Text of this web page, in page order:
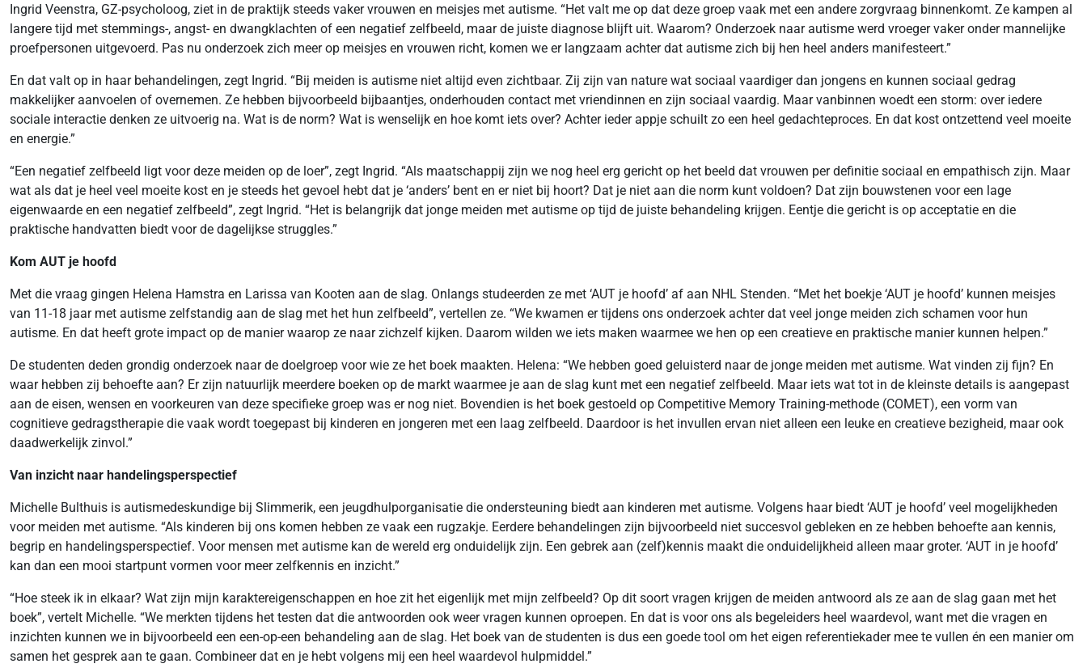
Ingrid Veenstra, GZ-psycholoog, ziet in de praktijk steeds vaker vrouwen en meisjes met autisme. “Het valt me op dat deze groep vaak met een andere zorgvraag binnenkomt. Ze kampen al
langere tijd met stemmings-, angst- en dwangklachten of een negatief zelfbeeld, maar de juiste diagnose blijft uit. Waarom? Onderzoek naar autisme werd vroeger vaker onder mannelijke
proefpersonen uitgevoerd. Pas nu onderzoek zich meer op meisjes en vrouwen richt, komen we er langzaam achter dat autisme zich bij hen heel anders manifesteert.”
En dat valt op in haar behandelingen, zegt Ingrid. “Bij meiden is autisme niet altijd even zichtbaar. Zij zijn van nature wat sociaal vaardiger dan jongens en kunnen sociaal gedrag
makkelijker aanvoelen of overnemen. Ze hebben bijvoorbeeld bijbaantjes, onderhouden contact met vriendinnen en zijn sociaal vaardig. Maar vanbinnen woedt een storm: over iedere
sociale interactie denken ze uitvoerig na. Wat is de norm? Wat is wenselijk en hoe komt iets over? Achter ieder appje schuilt zo een heel gedachteproces. En dat kost ontzettend veel moeite
en energie.”
“Een negatief zelfbeeld ligt voor deze meiden op de loer”, zegt Ingrid. “Als maatschappij zijn we nog heel erg gericht op het beeld dat vrouwen per definitie sociaal en empathisch zijn. Maar
wat als dat je heel veel moeite kost en je steeds het gevoel hebt dat je ‘anders’ bent en er niet bij hoort? Dat je niet aan die norm kunt voldoen? Dat zijn bouwstenen voor een lage
eigenwaarde en een negatief zelfbeeld”, zegt Ingrid. “Het is belangrijk dat jonge meiden met autisme op tijd de juiste behandeling krijgen. Eentje die gericht is op acceptatie en die
praktische handvatten biedt voor de dagelijkse struggles.”
Kom AUT je hoofd
Met die vraag gingen Helena Hamstra en Larissa van Kooten aan de slag. Onlangs studeerden ze met ‘AUT je hoofd’ af aan NHL Stenden. “Met het boekje ‘AUT je hoofd’ kunnen meisjes
van 11-18 jaar met autisme zelfstandig aan de slag met het hun zelfbeeld”, vertellen ze. “We kwamen er tijdens ons onderzoek achter dat veel jonge meiden zich schamen voor hun
autisme. En dat heeft grote impact op de manier waarop ze naar zichzelf kijken. Daarom wilden we iets maken waarmee we hen op een creatieve en praktische manier kunnen helpen.”
De studenten deden grondig onderzoek naar de doelgroep voor wie ze het boek maakten. Helena: “We hebben goed geluisterd naar de jonge meiden met autisme. Wat vinden zij fijn? En
waar hebben zij behoefte aan? Er zijn natuurlijk meerdere boeken op de markt waarmee je aan de slag kunt met een negatief zelfbeeld. Maar iets wat tot in de kleinste details is aangepast
aan de eisen, wensen en voorkeuren van deze specifieke groep was er nog niet. Bovendien is het boek gestoeld op Competitive Memory Training-methode (COMET), een vorm van
cognitieve gedragstherapie die vaak wordt toegepast bij kinderen en jongeren met een laag zelfbeeld. Daardoor is het invullen ervan niet alleen een leuke en creatieve bezigheid, maar ook
daadwerkelijk zinvol.”
Van inzicht naar handelingsperspectief
Michelle Bulthuis is autismedeskundige bij Slimmerik, een jeugdhulporganisatie die ondersteuning biedt aan kinderen met autisme. Volgens haar biedt ‘AUT je hoofd’ veel mogelijkheden
voor meiden met autisme. “Als kinderen bij ons komen hebben ze vaak een rugzakje. Eerdere behandelingen zijn bijvoorbeeld niet succesvol gebleken en ze hebben behoefte aan kennis,
begrip en handelingsperspectief. Voor mensen met autisme kan de wereld erg onduidelijk zijn. Een gebrek aan (zelf)kennis maakt die onduidelijkheid alleen maar groter. ‘AUT in je hoofd’
kan dan een mooi startpunt vormen voor meer zelfkennis en inzicht.”
“Hoe steek ik in elkaar? Wat zijn mijn karaktereigenschappen en hoe zit het eigenlijk met mijn zelfbeeld? Op dit soort vragen krijgen de meiden antwoord als ze aan de slag gaan met het
boek”, vertelt Michelle. “We merkten tijdens het testen dat die antwoorden ook weer vragen kunnen oproepen. En dat is voor ons als begeleiders heel waardevol, want met die vragen en
inzichten kunnen we in bijvoorbeeld een een-op-een behandeling aan de slag. Het boek van de studenten is dus een goede tool om het eigen referentiekader mee te vullen én een manier om
samen het gesprek aan te gaan. Combineer dat en je hebt volgens mij een heel waardevol hulpmiddel.”